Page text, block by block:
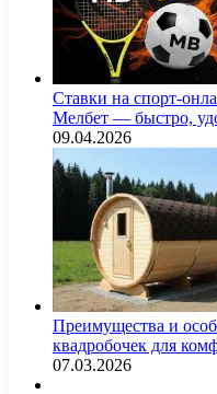
Ставки на спорт-
Мелбет — быстро,
09.04.2026
Преимущества и
квадробочек для
07.03.2026